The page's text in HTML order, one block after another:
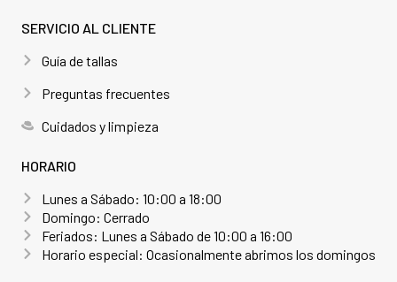
SERVICIO AL CLIENTE
Guía de tallas
Preguntas frecuentes
Cuidados y limpieza
HORARIO
Lunes a Sábado: 10:00 a 18:00
Domingo: Cerrado
Feriados: Lunes a Sábado de 10:00 a 16:00
Horario especial: Ocasionalmente abrimos los domingos